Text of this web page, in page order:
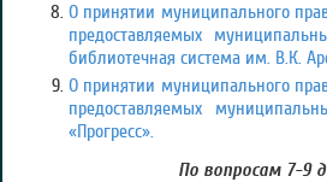
О принятии муниципального
предоставляемых
библиотечная система им. В.К.
О принятии муниципального
предоставляемых
«Прогресс».
По вопросам 7-9